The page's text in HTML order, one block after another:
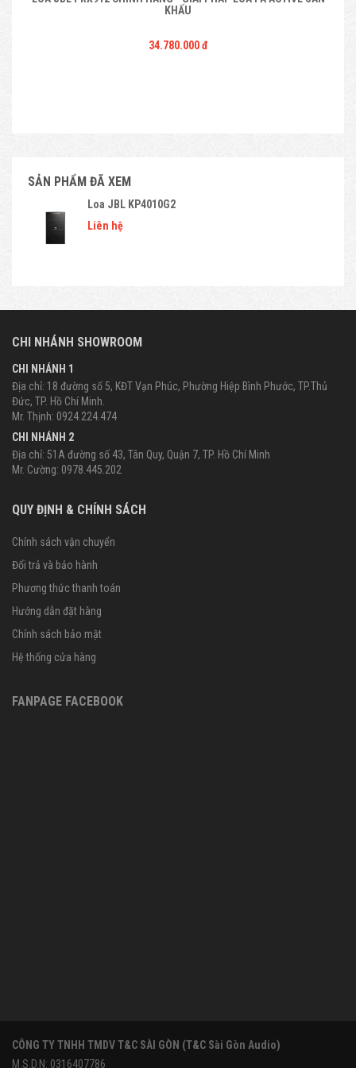
KHẤU
34.780.000 đ
SẢN PHẨM ĐÃ XEM
Loa JBL KP4010G2
Liên hệ
CHI NHÁNH SHOWROOM
CHI NHÁNH 1
Địa chỉ: 18 đường số 5, KĐT Vạn Phúc, Phường Hiệp Bình Phước, TP.Thủ
Đức, TP. Hồ Chí Minh.
Mr. Thịnh: 0924.224.474
CHI NHÁNH 2
Địa chỉ: 51A đường số 43, Tân Quy, Quận 7, TP. Hồ Chí Minh
Mr. Cường: 0978.445.202
QUY ĐỊNH & CHÍNH SÁCH
Chính sách vận chuyển
Đổi trả và bảo hành
Phương thức thanh toán
Hướng dẫn đặt hàng
Chính sách bảo mật
Hệ thống cửa hàng
FANPAGE FACEBOOK
CÔNG TY TNHH TMDV T&C SÀI GÒN (T&C Sài Gòn Audio)
M.S.D.N: 0316407786